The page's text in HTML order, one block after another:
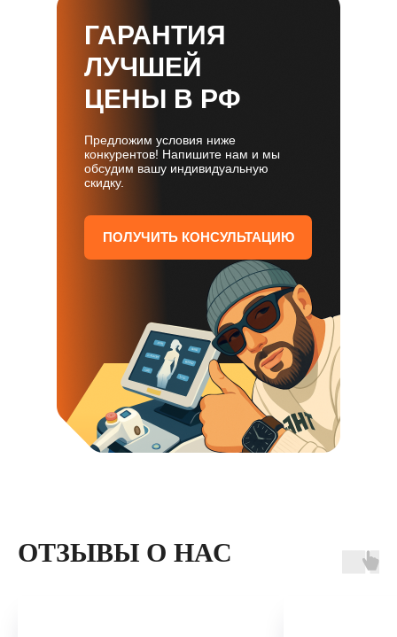
Предложим условия ниже
конкурентов! Напишите нам и мы
обсудим вашу индивидуальную
скидку.
ГАРАНТИЯ
ЛУЧШЕЙ
ЦЕНЫ В РФ
ПОЛУЧИТЬ КОНСУЛЬТАЦИЮ
ОТЗЫВЫ О НАС